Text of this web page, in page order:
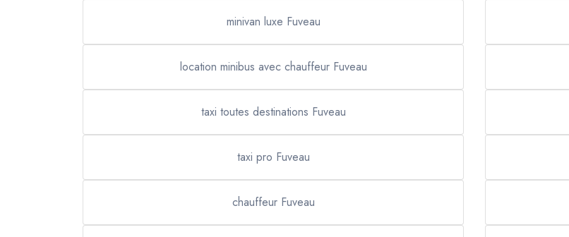
minivan luxe Fuveau
location minibus avec chauffeur Fuveau
taxi toutes destinations Fuveau
taxi pro Fuveau
chauffeur Fuveau